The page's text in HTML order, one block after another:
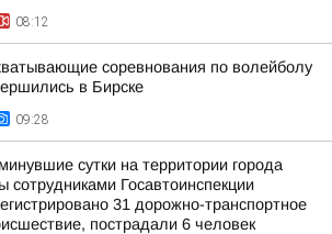
08:12
соревнования по волейболу
в Бирске
09:28
сутки на территории города
сотрудниками Госавтоинспекции
31 дорожно-транспортное
пострадали 6 человек